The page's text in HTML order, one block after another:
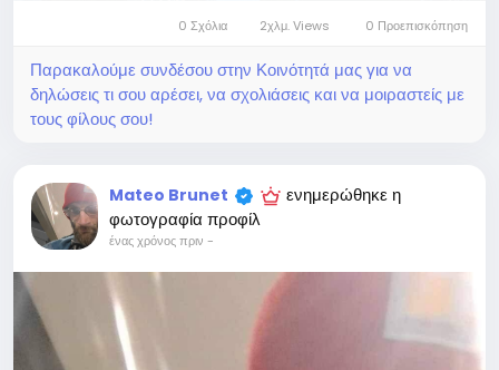
0 Σχόλια 2χλμ. Views 0 Προεπισκόπηση
Παρακαλούμε συνδέσου στην Κοινότητά μας για να
δηλώσεις τι σου αρέσει, να σχολιάσεις και να μοιραστείς με
τους φίλους σου!
Mateo Brunet
ενημερώθηκε η
φωτογραφία προφίλ
ένας χρόνος πριν -